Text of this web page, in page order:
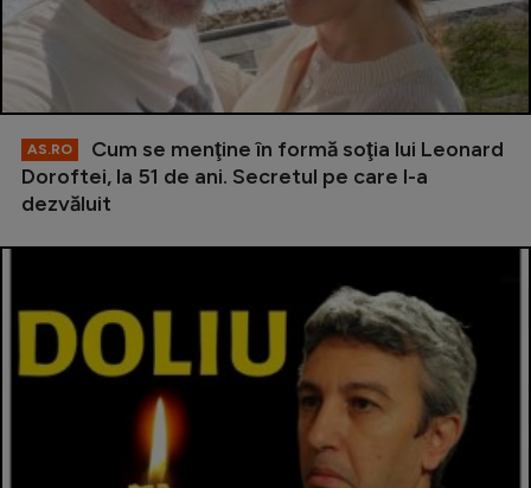
AS.RO
Cum se menţine în formă soţia lui Leonard
Doroftei, la 51 de ani. Secretul pe care l-a
dezvăluit